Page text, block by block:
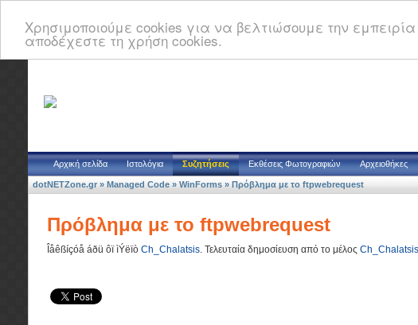
Χρησιμοποιούμε cookies για να βελτιώσουμε την
αποδέχεστε τη χρήση cookies.
Αρχική σελίδα Ιστολόγια Συζητήσεις Εκθέσεις Φωτογραφιών Αρχειοθήκες
dotNETZone.gr » Managed Code » WinForms » Πρόβλημα με το ftpwebrequest
Πρόβλημα με το ftpwebrequest
Îåêßíçóå áðü ôï ìÝëïò Ch_Chalatsis. Τελευταία δημοσίευση από το μέλος Ch_Chalatsis